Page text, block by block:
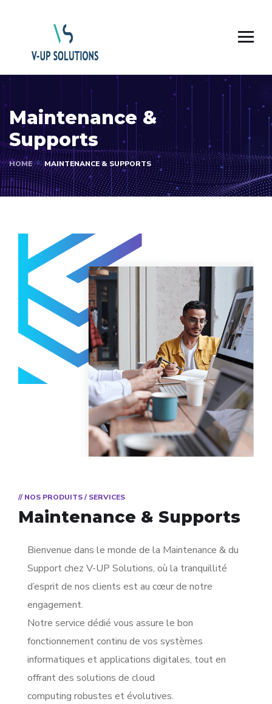
Maintenance &
Supports
HOME MAINTENANCE & SUPPORTS
// NOS PRODUITS / SERVICES
Maintenance & Supports
Bienvenue dans le monde de la Maintenance & du
Support chez V-UP Solutions, où la tranquillité
d’esprit de nos clients est au cœur de notre
engagement.
Notre service dédié vous assure le bon
fonctionnement continu de vos systèmes
informatiques et applications digitales, tout en
offrant des solutions de cloud
computing robustes et évolutives.